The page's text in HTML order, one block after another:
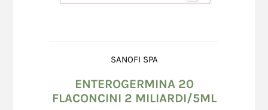
SANOFI SPA
ENTEROGERMINA 20
FLACONCINI 2 MILIARDI/5ML